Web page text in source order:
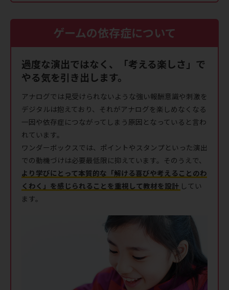
ゲームの依存症について
過度な演出ではなく、「考える楽しさ」 で
やる気を引き出します。
アナログでは見受けられないような強い報酬意識や刺激を
デジタルは抱えており、それがアナログを楽しめなくなる
一因や依存症につながってしまう原因となっていると言わ
れています。
ワンダーボックスでは、ポイントやスタンプといった演出
での動機づけは必要最低限に抑えています。そのうえで、
より学びにとって本質的な「解ける喜びや考えることのわ
くわく」を感じられることを重視して教材を設計 してい
ます。